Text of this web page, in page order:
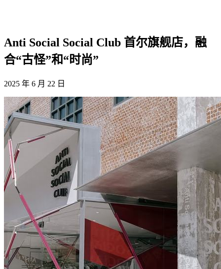
Anti Social Social Club 首尔旗舰店，融
合“古怪”和“时尚”
2025 年 6 月 22 日